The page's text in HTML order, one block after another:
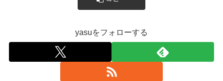
yasuをフォローする